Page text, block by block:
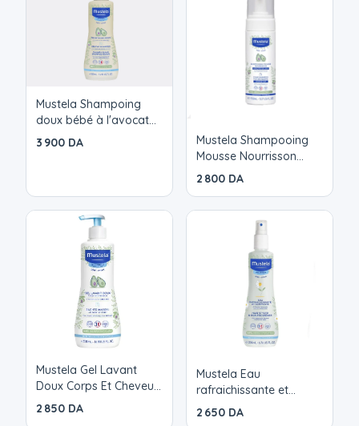
Mustela Shampoing
doux bébé à l'avocat
BIO 500ml
3 900 DA
Mustela Shampooing
Mousse Nourrisson
Prévient et élimine les
2 800 DA
Mustela Gel Lavant
Doux Corps Et Cheveux
Peaux Normales 500ml
2 850 DA
Mustela Eau
rafraichissante et
coiffante Bébé à l'Eau
2 650 DA